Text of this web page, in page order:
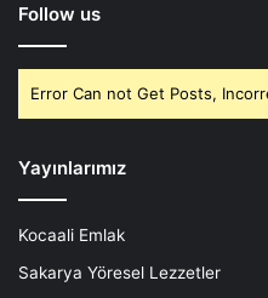
Follow us
Error Can not Get Posts,
Yayınlarımız
Kocaali Emlak
Sakarya Yöresel Lezzetler